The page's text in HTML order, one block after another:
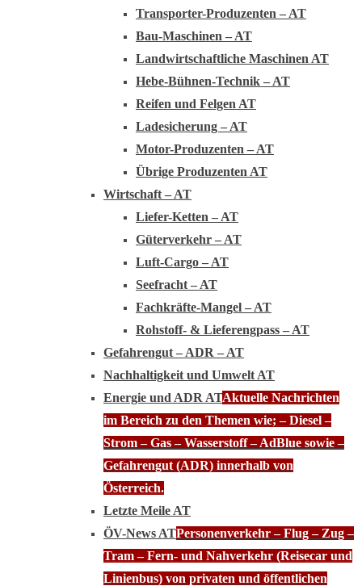
Transporter-Produzenten – AT
Bau-Maschinen – AT
Landwirtschaftliche Maschinen AT
Hebe-Bühnen-Technik – AT
Reifen und Felgen AT
Ladesicherung – AT
Motor-Produzenten – AT
Übrige Produzenten AT
Wirtschaft – AT
Liefer-Ketten – AT
Güterverkehr – AT
Luft-Cargo – AT
Seefracht – AT
Fachkräfte-Mangel – AT
Rohstoff- & Lieferengpass – AT
Gefahrengut – ADR – AT
Nachhaltigkeit und Umwelt AT
Energie und ADR ATAktuelle Nachrichten
im Bereich zu den Themen wie; – Diesel –
Strom – Gas – Wasserstoff – AdBlue sowie –
Gefahrengut (ADR) innerhalb von
Österreich.
Letzte Meile AT
ÖV-News ATPersonenverkehr – Flug – Zug –
Tram – Fern- und Nahverkehr (Reisecar und
Linienbus) von privaten und öffentlichen